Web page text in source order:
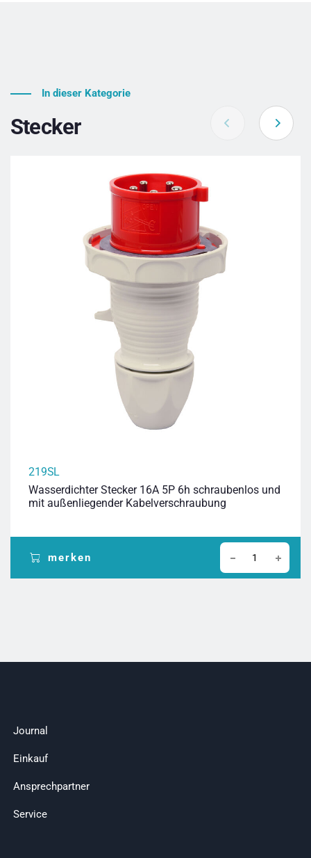
In dieser Kategorie
Stecker
219SL
Wasserdichter Stecker 16A 5P 6h schraubenlos und
mit außenliegender Kabelverschraubung
merken
Journal
Einkauf
Ansprechpartner
Service